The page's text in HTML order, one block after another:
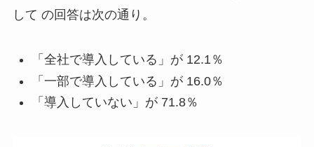
して の回答は次の通り。
「全社で導入している」が 12.1％
「一部で導入している」が 16.0％
「導入していない」が 71.8％